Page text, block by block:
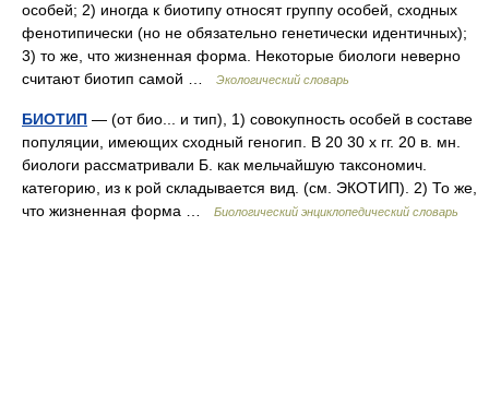
особей; 2) иногда к биотипу относят группу особей, сходных
фенотипически (но не обязательно генетически идентичных);
3) то же, что жизненная форма. Некоторые биологи неверно
считают биотип самой …
Экологический словарь
БИОТИП — (от био... и тип), 1) совокупность особей в составе
популяции, имеющих сходный геногип. В 20 30 х гг. 20 в. мн.
биологи рассматривали Б. как мельчайшую таксономич.
категорию, из к рой складывается вид. (см. ЭКОТИП). 2) То же,
что жизненная форма …
Биологический энциклопедический словарь